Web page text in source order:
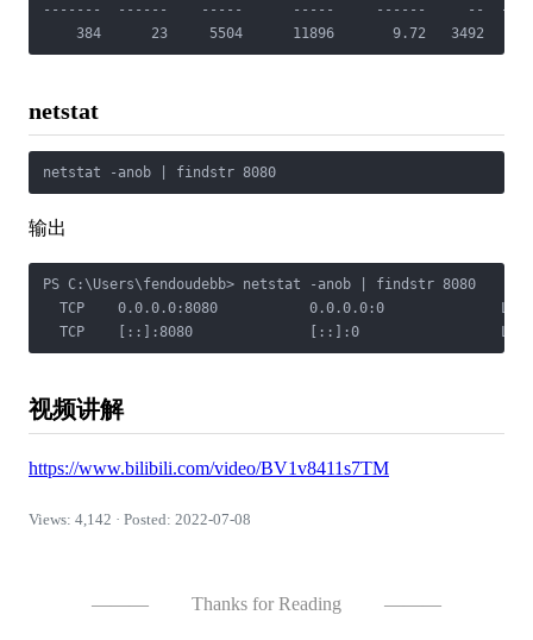
-------  ------    -----      -----     ------     --  --
384      23     5504      11896       9.72   3492   0
netstat
netstat -anob | findstr 8080
输出
PS C:\Users\fendoudebb> netstat -anob | findstr 8080
TCP    0.0.0.0:8080           0.0.0.0:0
TCP    [::]:8080              [::]:0
视频讲解
https://www.bilibili.com/video/BV1v8411s7TM
Views: 4,142 · Posted: 2022-07-08
——— Thanks for Reading ———